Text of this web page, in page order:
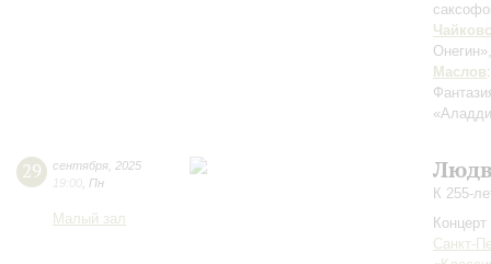
Маслов
29 сентября 2025
19:00 Пн
Малый зал
К 255-
Санкт-